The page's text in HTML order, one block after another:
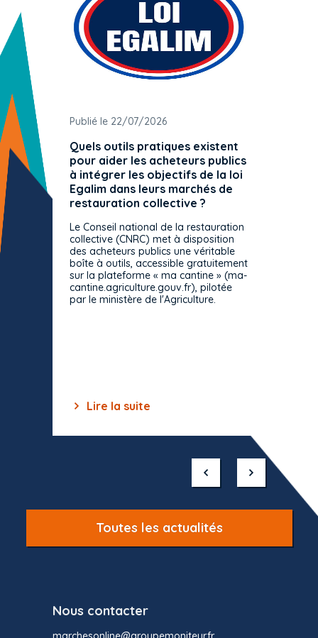
Publié le 22/07/2026
Quels outils pratiques existent
pour aider les acheteurs publics
à intégrer les objectifs de la loi
Egalim dans leurs marchés de
restauration collective ?
Le Conseil national de la restauration
collective (CNRC) met à disposition
des acheteurs publics une véritable
boîte à outils, accessible gratuitement
sur la plateforme « ma cantine » (ma-
cantine.agriculture.gouv.fr), pilotée
par le ministère de l'Agriculture.
Lire la suite
Toutes les actualités
Nous contacter